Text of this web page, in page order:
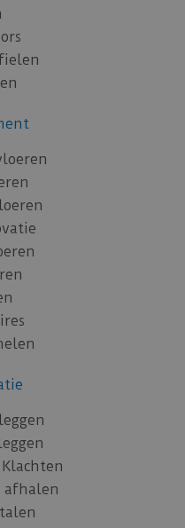
afhalen